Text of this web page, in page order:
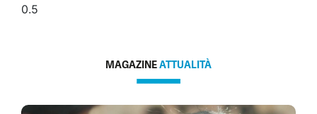
MAGAZINEATTUALITÀ